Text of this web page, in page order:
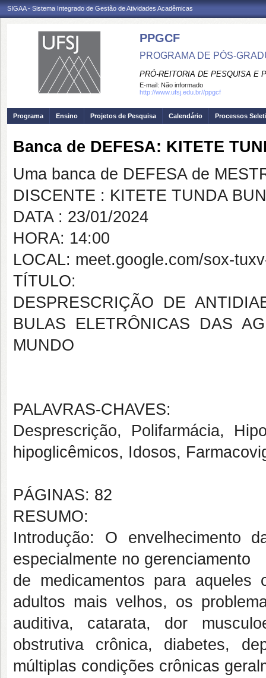
SIGAA - Sistema Integrado de Gestão de Atividades Acadêmicas
PPGCF
PROGRAMA DE PÓS-
PRÓ-REITORIA DE PESQUISA E
E-mail: Não informado
http://www.ufsj.edu.br//ppgcf
Programa Ensino Projetos de Pesquisa Calendário Processos
Banca de DEFESA: KITETE
Uma banca de DEFESA de
DISCENTE : KITETE TUNDA
DATA : 23/01/2024
HORA: 14:00
LOCAL: meet.google.com/sox-
TÍTULO:
DESPRESCRIÇÃO DE
BULAS ELETRÔNICAS DAS
MUNDO
PALAVRAS-CHAVES:
Desprescrição, Polifarmácia,
hipoglicêmicos, Idosos,
PÁGINAS: 82
RESUMO:
Introdução: O envelhecimento
especialmente no gerenciamento
de medicamentos para aqueles
adultos mais velhos, os
auditiva, catarata, dor
obstrutiva crônica, diabetes,
múltiplas condições crônicas